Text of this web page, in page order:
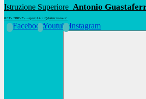
Istruzione Superiore Antonio
0735.780525 • apis01400t@istruzione.it
FacebookYoutubeInstagram